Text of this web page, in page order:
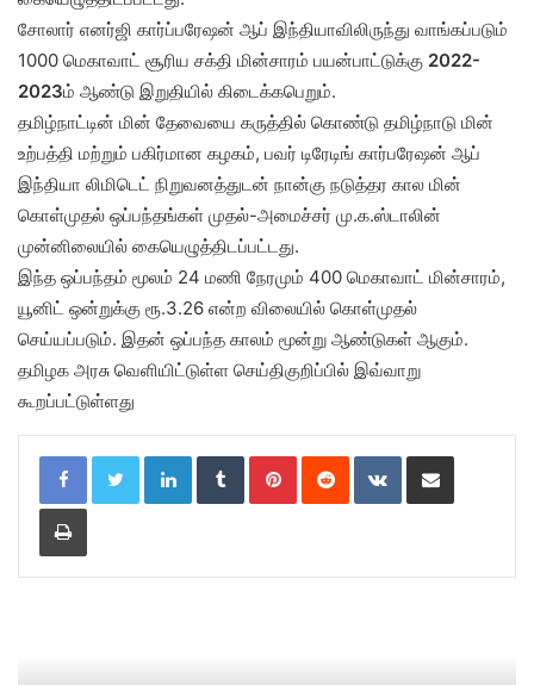
சோலார் எனர்ஜி கார்ப்பரே‌ஷன் ஆப் இந்தியாவிலிருந்து வாங்கப்படும்
1000 மெகாவாட் சூரிய சக்தி மின்சாரம் பயன்பாட்டுக்கு 2022-
2023ம் ஆண்டு இறுதியில் கிடைக்கபெறும்.
தமிழ்நாட்டின் மின் தேவையை கருத்தில் கொண்டு தமிழ்நாடு மின்
உற்பத்தி மற்றும் பகிர்மான கழகம், பவர் டிரேடிங் கார்பரே‌ஷன் ஆப்
இந்தியா லிமிடெட் நிறுவனத்துடன் நான்கு நடுத்தர கால மின்
கொள்முதல் ஒப்பந்தங்கள் முதல்-அமைச்சர் மு.க.ஸ்டாலின்
முன்னிலையில் கையெழுத்திடப்பட்டது.
இந்த ஒப்பந்தம் மூலம் 24 மணி நேரமும் 400 மெகாவாட் மின்சாரம்,
யூனிட் ஒன்றுக்கு ரூ.3.26 என்ற விலையில் கொள்முதல்
செய்யப்படும். இதன் ஒப்பந்த காலம் மூன்று ஆண்டுகள் ஆகும்.
தமிழக அரசு வெளியிட்டுள்ள செய்திகுறிப்பில் இவ்வாறு
கூறப்பட்டுள்ளது
LinkedIn Tumblr Pinterest Reddit VKontakte
Print